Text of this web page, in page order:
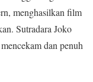
menghasilkan film
Sutradara Joko
dan penuh